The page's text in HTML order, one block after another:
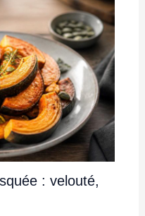
: velouté,